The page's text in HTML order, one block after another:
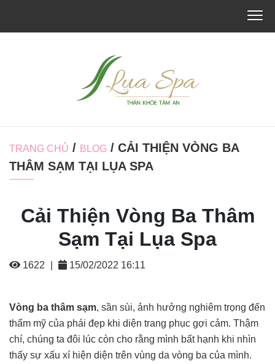
TRANG CHỦ / BLOG / CẢI THIỆN VÒNG BA
THÂM SẠM TẠI LỤA SPA
Cải Thiện Vòng Ba Thâm
Sạm Tại Lụa Spa
1622 15/02/2022 16:11
Vòng ba thâm sạm, sần sùi, ảnh hưởng nghiêm trọng đến
thẩm mỹ của phái đẹp khi diện trang phục gợi cảm. Thậm
chí, chúng ta đôi lúc còn cho rằng mình bất hạnh khi nhìn
thấy sự xấu xí hiện diện trên vùng da vòng ba của mình.